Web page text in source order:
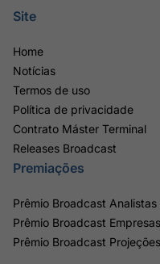
Site
Home
Notícias
Termos de uso
Política de privacidade
Contrato Máster Terminal
Releases Broadcast
Premiações
Prêmio Broadcast Analistas
Prêmio Broadcast Empresas
Prêmio Broadcast Projeções